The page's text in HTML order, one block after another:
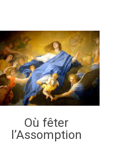
Où fêter
l’Assomption